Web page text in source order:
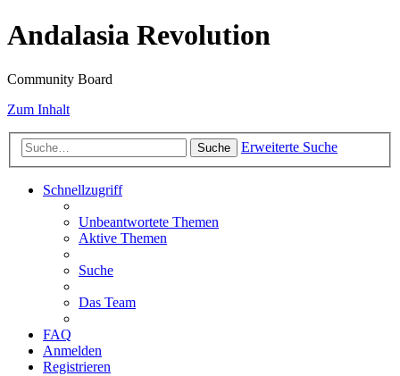
Andalasia Revolution
Community Board
Zum Inhalt
Suche Erweiterte Suche
Schnellzugriff
Unbeantwortete Themen
Aktive Themen
Suche
Das Team
FAQ
Anmelden
Registrieren